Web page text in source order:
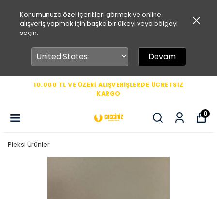
Konumunuza özel içerikleri görmek ve online
alışveriş yapmak için başka bir ülkeyi veya bölgeyi
seçin.
Devam
10.000 TL VE ÜZERİ ALIŞVERİŞLERDE ÜCRETSİZ
KARGO
0
Pleksi Ürünler